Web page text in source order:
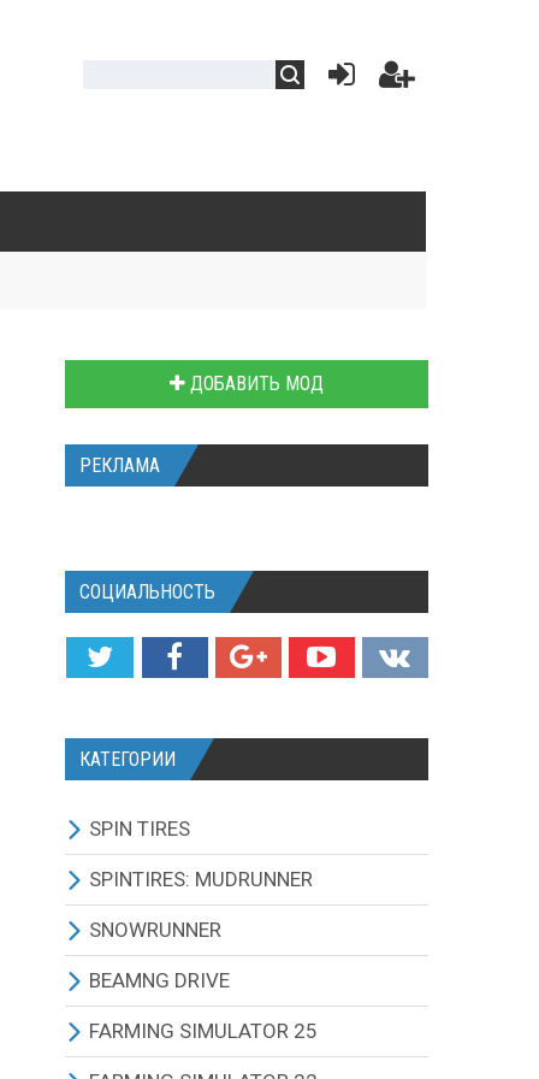
ДОБАВИТЬ МОД
РЕКЛАМА
СОЦИАЛЬНОСТЬ
КАТЕГОРИИ
SPIN TIRES
СКАЧАТЬ ИГРУ
ВСЕ МОДЫ
ТЕХНИКА
КАРТЫ
SPINTIRES: MUDRUNNER
ВСЕ МОДЫ
ГРУЗОВИКИ
ВНЕДОРОЖНИКИ
SNOWRUNNER
ВСЕ МОДЫ
ГРУЗОВИКИ
BEAMNG DRIVE
BEAMNG DRIVE ИГРА И
ОБНОВЛЕНИЯ
FARMING SIMULATOR 25